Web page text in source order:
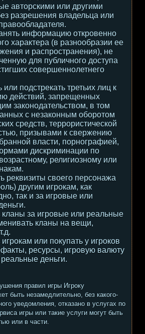
авторскими или другими
разрешения владельца или
информацию откровенно
характера (в разнообразии ее
и распространения), не
для публичного доступа
совершеннолетнего
подстрекать третьих лиц к
действий, запрещенных
законодательством, в том
с незаконным оборотом
средств, террористической
призывами к свержению
власти, порнографией,
дискриминации по
религиозному или
реквизиты своего персонажа
другим игрокам, как
так и за игровые или
кланы за игровые или реальные
кланы на вещи,
или покупать у игроков
ресурсы, игровую валюту
деньги.
правил игры Игроку
быть незамедлительно, без какого-
уведомления, отказано в услугах по
игры или такие услуги могут быть
или в части.